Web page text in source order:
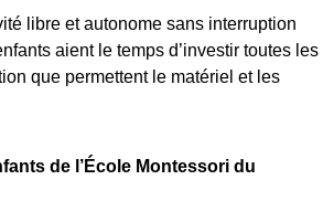
libre et autonome sans interruption
aient le temps d’investir toutes les
que permettent le matériel et les
de l’École Montessori du